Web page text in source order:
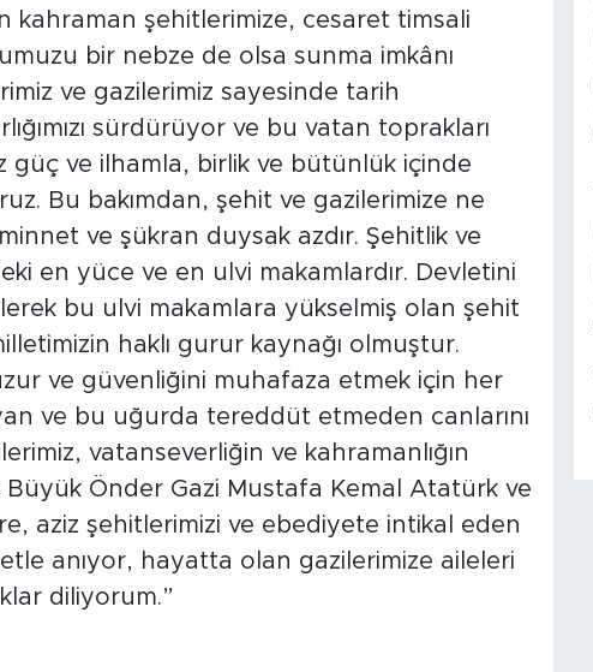
kahraman şehitlerimize, cesaret timsali
bir nebze de olsa sunma imkânı
ve gazilerimiz sayesinde tarih
sürdürüyor ve bu vatan toprakları
güç ve ilhamla, birlik ve bütünlük içinde
Bu bakımdan, şehit ve gazilerimize ne
ve şükran duysak azdır. Şehitlik ve
en yüce ve en ulvi makamlardır. Devletini
bu ulvi makamlara yükselmiş olan şehit
haklı gurur kaynağı olmuştur.
ve güvenliğini muhafaza etmek için her
ve bu uğurda tereddüt etmeden canlarını
vatanseverliğin ve kahramanlığın
Önder Gazi Mustafa Kemal Atatürk ve
aziz şehitlerimizi ve ebediyete intikal eden
anıyor, hayatta olan gazilerimize aileleri
diliyorum.”